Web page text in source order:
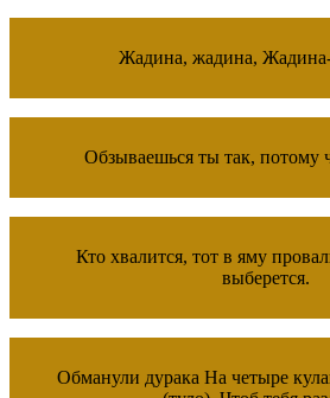
Жадина, жадина,
Обзываешься ты так, потому
Кто хвалится, тот в яму
выберется.
Обманули дурака На четыре